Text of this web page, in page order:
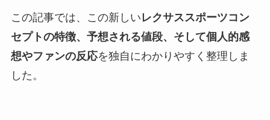
この記事では、この新しいレクサススポーツコン
セプトの特徴、予想される値段、そして個人的感
想やファンの反応を独自にわかりやすく整理しま
した。